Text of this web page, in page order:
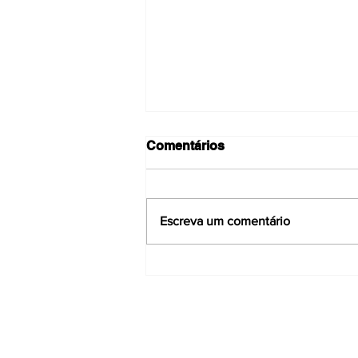
Comentários
Escreva um comentário